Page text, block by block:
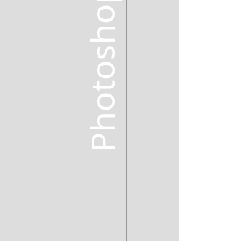
Photoshop